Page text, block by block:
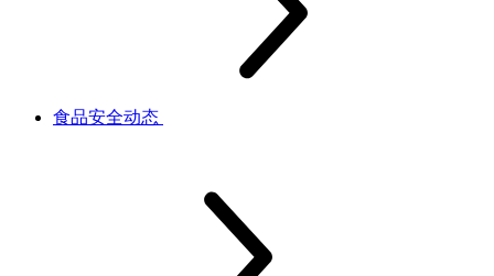
食品安全动态